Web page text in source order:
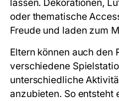
lassen. Dekorationen,
oder thematische
Freude und laden zum
Eltern können auch den
verschiedene
unterschiedliche
anzubieten. So entsteht